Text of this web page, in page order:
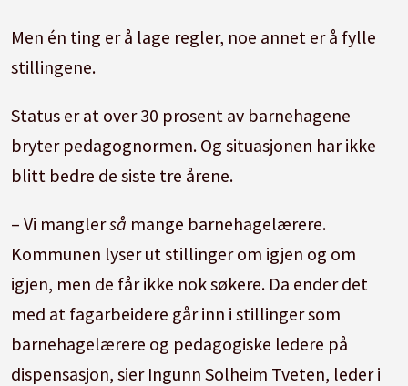
Men én ting er å lage regler, noe annet er å fylle
stillingene.
Status er at over 30 prosent av barnehagene
bryter pedagognormen. Og situasjonen har ikke
blitt bedre de siste tre årene.
– Vi manglerså mange barnehagelærere.
Kommunen lyser ut stillinger om igjen og om
igjen, men de får ikke nok søkere. Da ender det
med at fagarbeidere går inn i stillinger som
barnehagelærere og pedagogiske ledere på
dispensasjon, sier Ingunn Solheim Tveten, leder i